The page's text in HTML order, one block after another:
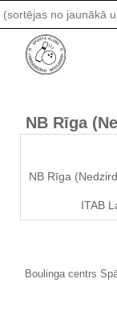
NB Rīga
NB Rīga
ITAB
Boulinga centrs